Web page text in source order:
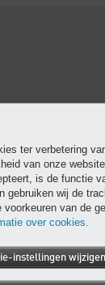
dient u
ter verbetering
van onze
is de functie
gebruiken wij de
voorkeuren van de
over cookies.
instellingen wijzigen